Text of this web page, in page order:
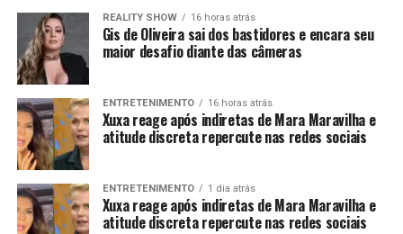
REALITY SHOW 16 horas atrás
Gis de Oliveira sai dos bastidores e encara seu
maior desafio diante das câmeras
ENTRETENIMENTO 16 horas atrás
Xuxa reage após indiretas de Mara Maravilha e
atitude discreta repercute nas redes sociais
ENTRETENIMENTO 1 dia atrás
Xuxa reage após indiretas de Mara Maravilha e
atitude discreta repercute nas redes sociais